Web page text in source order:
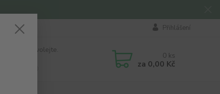
Přihlášení
si rady? Zavolejte.
0 ks
za 0,00 Kč